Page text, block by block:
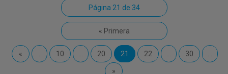
Página 21 de 34
« Primera
« 10 20 21 22 30
»